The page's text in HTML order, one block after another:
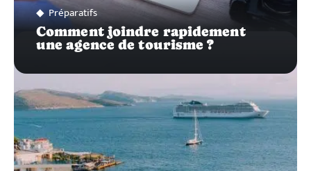
Préparatifs
Comment joindre rapidement
une agence de tourisme ?